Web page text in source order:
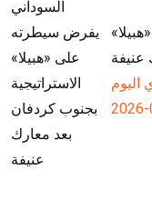
عنيفة
اليوم
2026-